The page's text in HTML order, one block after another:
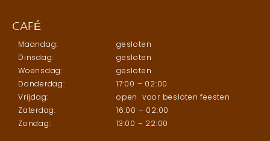
CAFÉ
Maandag:
Dinsdag:
Woensdag:
Donderdag:
Vrijdag:
Zaterdag:
Zondag:
gesloten
gesloten
gesloten
17:00 – 02:00
open voor besloten feesten
16:00 – 02:00
13:00 – 22:00